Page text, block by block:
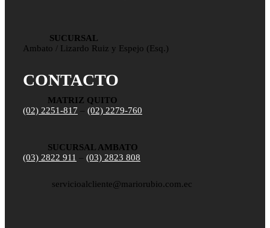
SUCURSAL
Ambato / Lizardo Ruiz y Espejo (Esq.)
CONTACTO
MATRIZ QUITO
(02) 2251-817 – (02) 2279-760
SUCURSAL AMBATO
(03) 2822 911 – (03) 2823 808
servicioalcliente@mariorubio.com.ec